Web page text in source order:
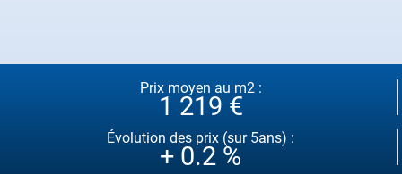
Prix moyen au m2 :
1 219 €
Évolution des prix (sur 5ans) :
+ 0.2 %